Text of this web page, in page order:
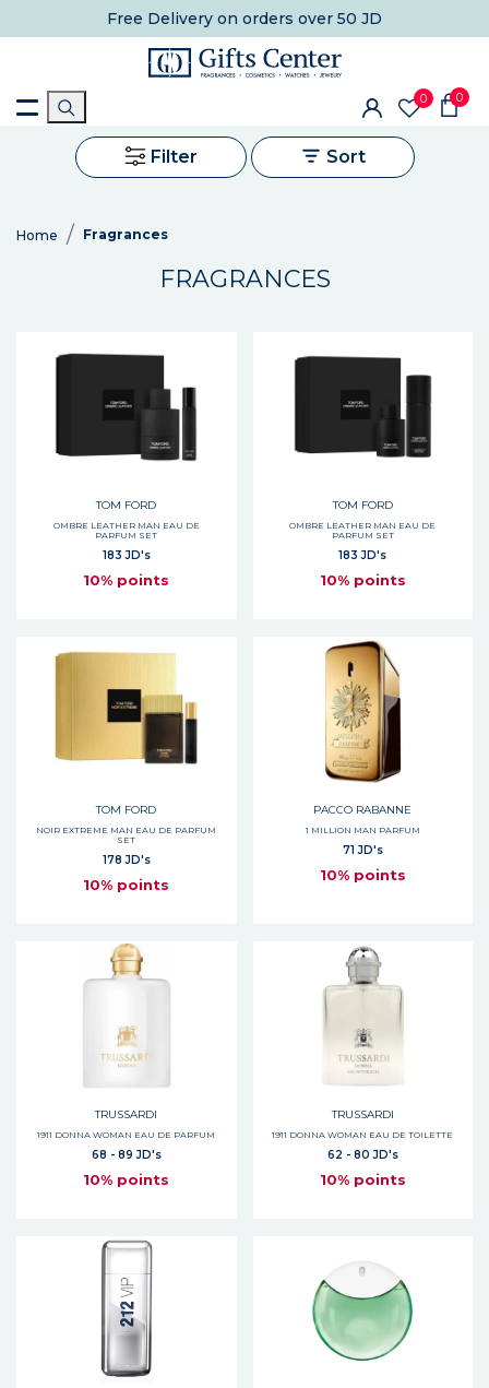
Free Delivery on orders over 50 JD
0 0
Filter Sort
Home Fragrances
FRAGRANCES
TOM FORD
OMBRE LEATHER MAN EAU DE
PARFUM SET
183 JD's
10% points
TOM FORD
OMBRE LEATHER MAN EAU DE
PARFUM SET
183 JD's
10% points
TOM FORD
NOIR EXTREME MAN EAU DE PARFUM
SET
178 JD's
10% points
PACCO RABANNE
1 MILLION MAN PARFUM
71 JD's
10% points
TRUSSARDI
1911 DONNA WOMAN EAU DE PARFUM
68 - 89 JD's
10% points
TRUSSARDI
1911 DONNA WOMAN EAU DE TOILETTE
62 - 80 JD's
10% points